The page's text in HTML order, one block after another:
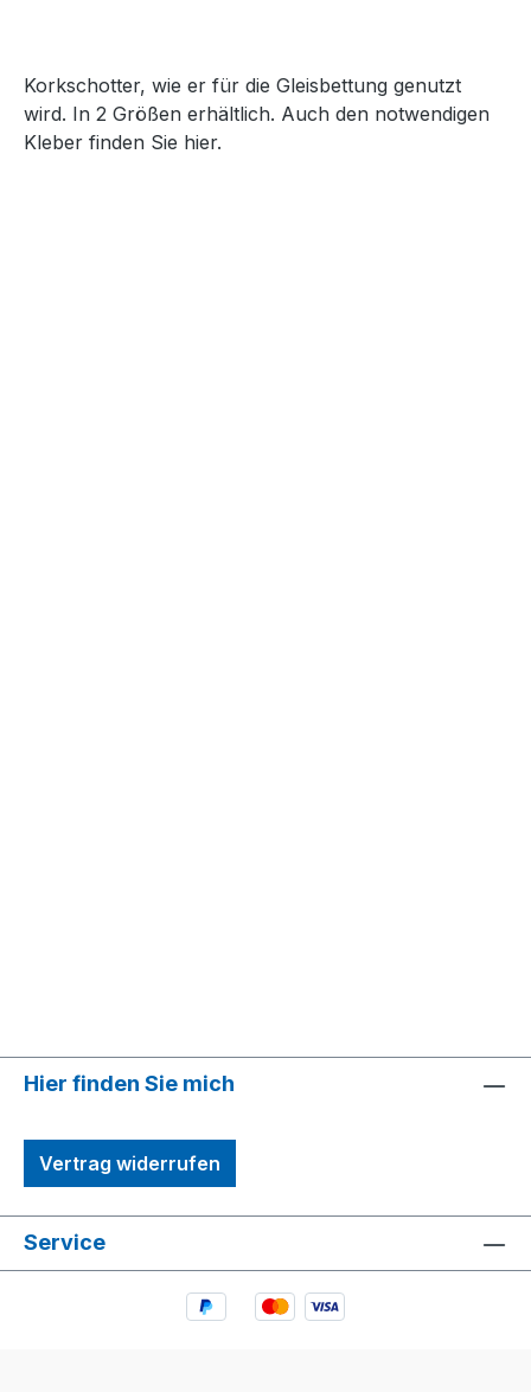
Korkschotter, wie er für die Gleisbettung genutzt
wird. In 2 Größen erhältlich. Auch den notwendigen
Kleber finden Sie hier.
Hier finden Sie mich
Vertrag widerrufen
Service